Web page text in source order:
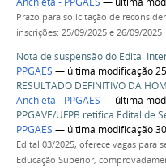
Prazo para solicitação de
inscrições: 25/09/2025 e 26/09/2025
Nota de suspensão do Edital
PPGAES — última modificação
RESULTADO DEFINITIVO DA
Anchieta - PPGAES — última
PPGAVE/UFPB retifica Edital de
PPGAES — última modificação
Edital 03/2025, oferece vagas para
Educação Superior,